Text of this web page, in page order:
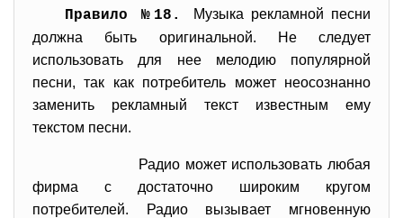
Правило №18.
Музыка рекламной песни
должна быть оригинальной. Не следует
использовать для нее мелодию популярной
песни, так как потребитель может неосознанно
заменить рекламный текст известным ему
текстом песни.
Радио может использовать любая
фирма с достаточно широким кругом
потребителей. Радио вызывает мгновенную